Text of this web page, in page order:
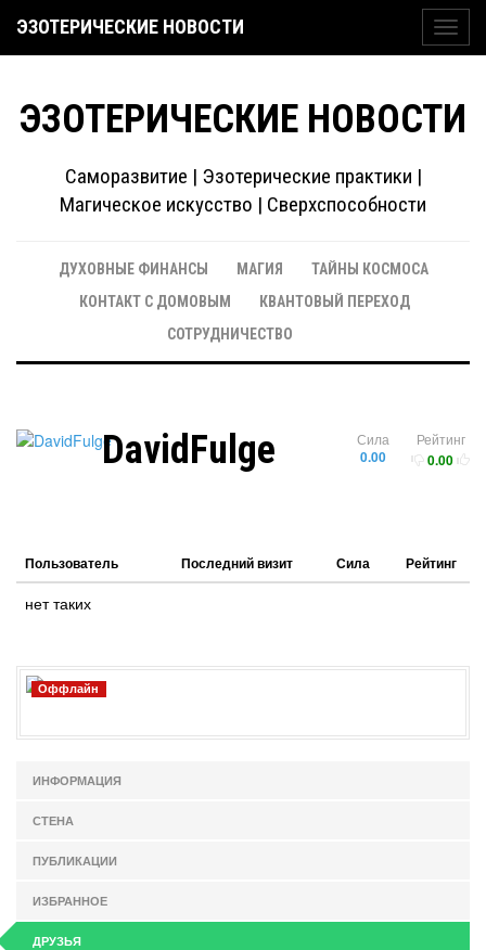
ЭЗОТЕРИЧЕСКИЕ НОВОСТИ
ЭЗОТЕРИЧЕСКИЕ НОВОСТИ
Саморазвитие | Эзотерические практики |
Магическое искусство | Сверхспособности
ДУХОВНЫЕ ФИНАНСЫ МАГИЯ
ТАЙНЫ КОСМОСА
КОНТАКТ С ДОМОВЫМ
КВАНТОВЫЙ ПЕРЕХОД
СОТРУДНИЧЕСТВО
Рейтинг
0.00
Сила
0.00
DavidFulge
Пользователь Последний визит Сила Рейтинг
нет таких
Оффлайн
ИНФОРМАЦИЯ
СТЕНА
ПУБЛИКАЦИИ
ИЗБРАННОЕ
ДРУЗЬЯ